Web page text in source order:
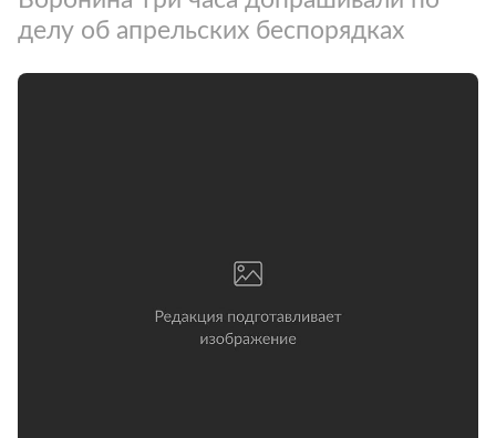
делу об апрельских беспорядках